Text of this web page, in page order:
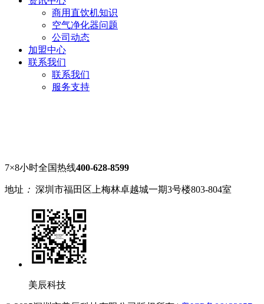
商用直饮机知识
空气净化器问题
公司动态
加盟中心
联系我们
联系我们
服务支持
7×8小时全国热线400-628-8599
地址 ： 深圳市福田区上梅林卓越城一期3号楼803-804室
美辰科技